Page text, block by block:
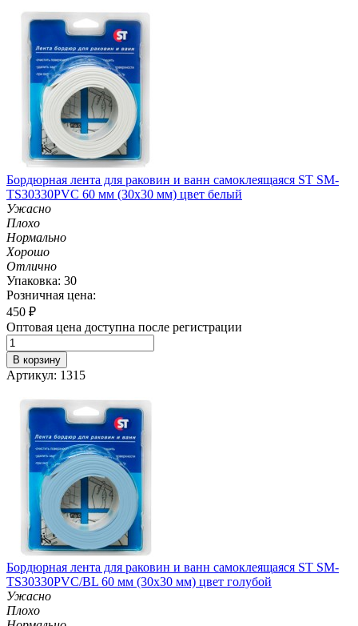
Бордюрная лента для раковин и ванн самоклеящаяся ST SM-
TS30330PVC 60 мм (30х30 мм) цвет белый
Ужасно
Плохо
Нормально
Хорошо
Отлично
Упаковка: 30
Розничная цена:
450 ₽
Оптовая цена доступна после регистрации
В корзину
Артикул: 1315
Бордюрная лента для раковин и ванн самоклеящаяся ST SM-
TS30330PVC/BL 60 мм (30х30 мм) цвет голубой
Ужасно
Плохо